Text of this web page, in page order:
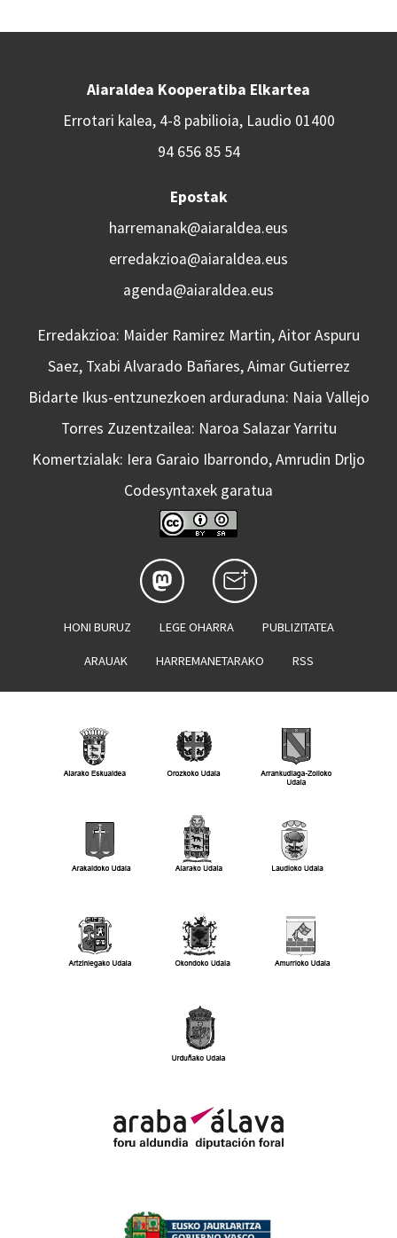
Aiaraldea Kooperatiba Elkartea
Errotari kalea, 4-8 pabilioia, Laudio 01400
94 656 85 54
Epostak
harremanak@aiaraldea.eus
erredakzioa@aiaraldea.eus
agenda@aiaraldea.eus
Erredakzioa: Maider Ramirez Martin, Aitor Aspuru
Saez, Txabi Alvarado Bañares, Aimar Gutierrez
Bidarte Ikus-entzunezkoen arduraduna: Naia Vallejo
Torres Zuzentzailea: Naroa Salazar Yarritu
Komertzialak: Iera Garaio Ibarrondo, Amrudin Drljo
Codesyntaxek garatua
HONI BURUZ LEGE OHARRA PUBLIZITATEA
ARAUAK HARREMANETARAKO RSS